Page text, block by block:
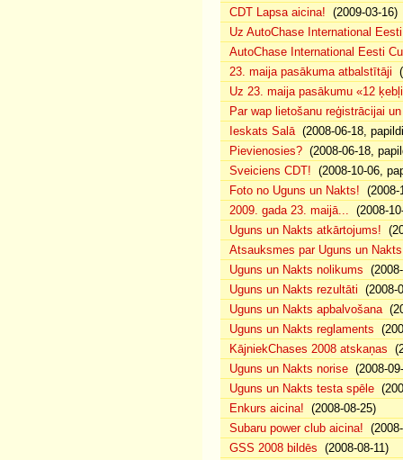
CDT Lapsa aicina! (2009-03-16)
Uz AutoChase International
AutoChase International Eesti
23. maija pasākuma atbalstītāji
Uz 23. maija pasākumu «12
Par wap lietošanu reģistrācijai
Ieskats Salā(2008-06-18,
Pievienosies? (2008-06-18,
Sveiciens CDT! (2008-10-06,
Foto no Uguns un Nakts! (2008-
2009. gada 23. maijā... (2008-
Uguns un Nakts atkārtojums!
Atsauksmes par Uguns un Nakts
Uguns un Nakts nolikums
Uguns un Nakts rezultāti (2008-
Uguns un Nakts apbalvošana
Uguns un Nakts reglaments
KājniekChases 2008 atskaņas
Uguns un Nakts norise (2008-
Uguns un Nakts testa spēle
Enkurs aicina! (2008-08-25)
Subaru power club aicina!
GSS 2008 bildēs (2008-08-11)